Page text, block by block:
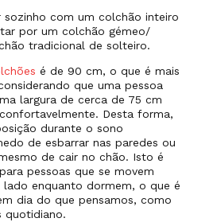
sozinho com um colchão inteiro
por um colchão gémeo/
tradicional de solteiro.
é de 90 cm, o que é mais
que uma pessoa
largura de cerca de 75 cm
Desta forma,
durante o sono
de esbarrar nas paredes ou
de cair no chão. Isto é
pessoas que se movem
enquanto dormem, o que é
dia do que pensamos, como
quotidiano.